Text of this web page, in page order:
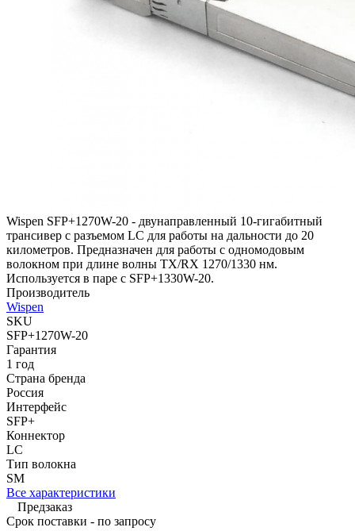
Wispen SFP+1270W-20 - двунаправленный 10-гигабитный
трансивер с разъемом LC для работы на дальности до 20
километров. Предназначен для работы с одномодовым
волокном при длине волны TX/RX 1270/1330 нм.
Используется в паре с SFP+1330W-20.
Производитель
Wispen
SKU
SFP+1270W-20
Гарантия
1 год
Страна бренда
Россия
Интерфейс
SFP+
Коннектор
LC
Тип волокна
SM
Все характеристики
Предзаказ
Срок поставки - по запросу